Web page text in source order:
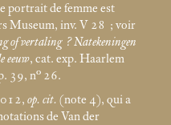
portrait de femme est
Museum, inv. V 28 ; voir
of vertaling ? Natekeningen
eeuw, cat. exp. Haarlem
39, n° 26.
op. cit. (note 4), qui a
de Van der